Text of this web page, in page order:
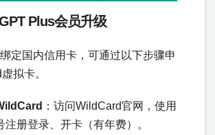
Plus会员升级
定国内信用卡，可通过以下步骤申
拟卡。
：访问WildCard官网，使用
注册登录、开卡（有年费）。